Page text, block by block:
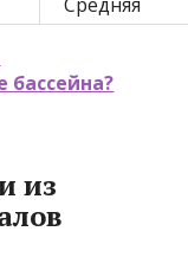
бассейна?
из